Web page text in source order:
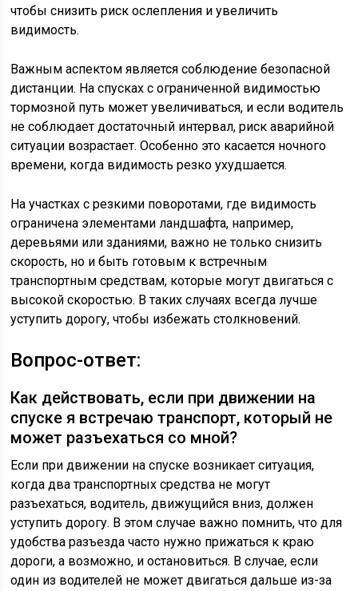
чтобы снизить риск ослепления и увеличить
видимость.
Важным аспектом является соблюдение безопасной
дистанции. На спусках с ограниченной видимостью
тормозной путь может увеличиваться, и если водитель
не соблюдает достаточный интервал, риск аварийной
ситуации возрастает. Особенно это касается ночного
времени, когда видимость резко ухудшается.
На участках с резкими поворотами, где видимость
ограничена элементами ландшафта, например,
деревьями или зданиями, важно не только снизить
скорость, но и быть готовым к встречным
транспортным средствам, которые могут двигаться с
высокой скоростью. В таких случаях всегда лучше
уступить дорогу, чтобы избежать столкновений.
Вопрос-ответ:
Как действовать, если при движении на
спуске я встречаю транспорт, который не
может разъехаться со мной?
Если при движении на спуске возникает ситуация,
когда два транспортных средства не могут
разъехаться, водитель, движущийся вниз, должен
уступить дорогу. В этом случае важно помнить, что для
удобства разъезда часто нужно прижаться к краю
дороги, а возможно, и остановиться. В случае, если
один из водителей не может двигаться дальше из-за